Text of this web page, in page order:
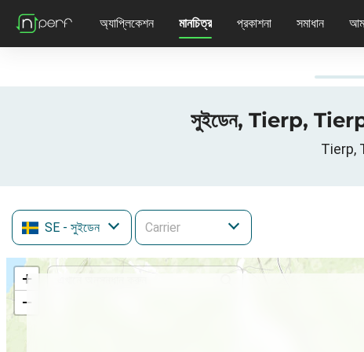
অ্যাপ্লিকেশন মানচিত্র প্রকাশনা সমাধান
সুইডেন, Tierp,
Tierp,
SE - সুইডেন
+
−